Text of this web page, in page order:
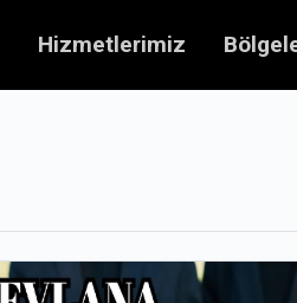
Hizmetlerimiz